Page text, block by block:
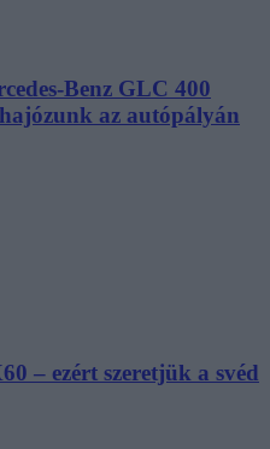
Benz GLC 400
az autópályán
– ezért szeretjük a svéd